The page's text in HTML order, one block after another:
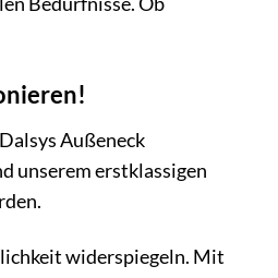
Außeneck
unserem erstklassigen
widerspiegeln. Mit